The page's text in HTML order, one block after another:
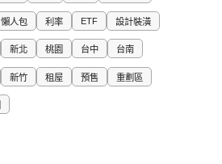
懶人包 利率 ETF 設計裝潢
新北 桃園 台中 台南
新竹 租屋 預售 重劃區